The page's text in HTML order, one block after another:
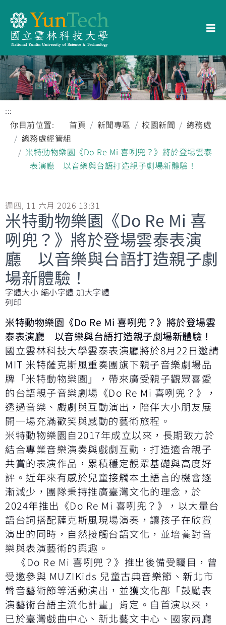
:::
你目前位置:
首頁 新聞專區 校園新聞
總務處
總務處經管組
米特動物樂園《Do Re Mi 喜咧兜？》將於登場雲泰
表演廳 以音樂與台語打造親子劇場新體驗！
週四, 11 六月 2026 13:31
米特動物樂園《Do Re Mi 喜
咧兜？》將於登場雲泰表演
廳 以音樂與台語打造親子劇
場新體驗！
字體大小 縮小字體 加大字體
列印
米特動物樂園《Do Re Mi 喜咧兜？》將於登場雲
泰表演廳 以音樂與台語打造親子劇場新體驗！
國立雲林科技大學雲泰表演廳將於8月22日邀請
MIT 米特薩克斯風重奏團旗下親子音樂劇場品
牌「米特動物樂園」，帶來廣受親子觀眾喜愛
的台語親子音樂劇場《Do Re Mi 喜咧兜？》，
透過音樂、戲劇與互動演出，陪伴大小朋友展
開一場充滿歡笑與感動的藝術旅程。
米特動物樂園自2017年成立以來，長期致力於
結合專業音樂演奏與戲劇互動，打造適合親子
共賞的表演作品，累積穩定觀眾基礎與高度好
評。近年來有感於兒童接觸本土語言的機會逐
漸減少，團隊秉持推廣臺灣文化的理念，於
2024年推出《Do Re Mi 喜咧兜？》，以大量台
語台詞搭配薩克斯風現場演奏，讓孩子在欣賞
演出的同時，自然接觸台語文化，並培養對音
樂與表演藝術的興趣。
《Do Re Mi 喜咧兜？》推出後備受矚目，曾
受邀參與 MUZIKids 兒童古典音樂節、新北市
聲音藝術節等活動演出，並獲文化部「鼓勵表
演藝術台語主流化計畫」肯定。自首演以來，
已於臺灣戲曲中心、新北藝文中心、國家兩廳